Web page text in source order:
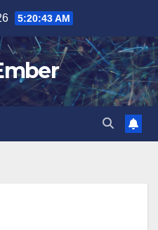
5:20:43 AM